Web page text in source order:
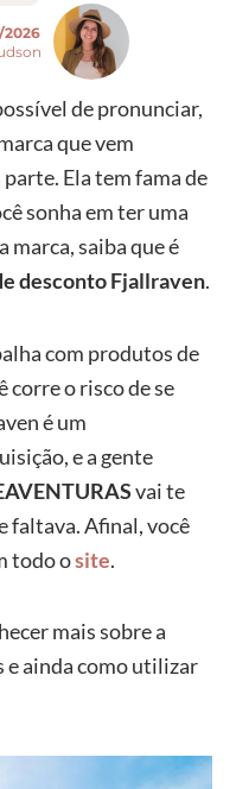
2026
de pronunciar,
que vem
Ela tem fama de
sonha em ter uma
marca, saiba que é
desconto Fjallraven.
com produtos de
corre o risco de se
é um
e a gente
vai te
faltava. Afinal, você
todo osite.
mais sobre a
e ainda como utilizar